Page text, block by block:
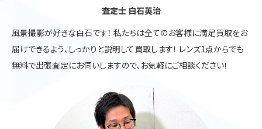
査定士 白石英治
風景撮影が好きな白石です！ 私たちは全てのお客様に満足買取をお
届けできるよう、しっかりと説明して買取します！ レンズ1点からでも
無料で出張査定にお伺いしますので、お気軽にご相談ください！